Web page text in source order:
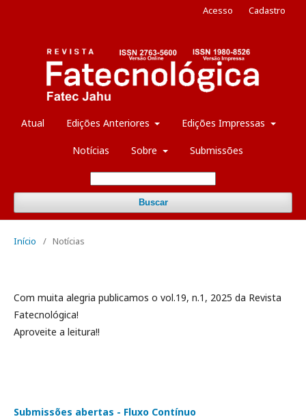
Atual Edições Anteriores Edições Impressas
Notícias Sobre Submissões
Buscar
Acesso Cadastro
Início / Notícias
Com muita alegria publicamos o vol.19, n.1, 2025 da Revista
Fatecnológica!
Aproveite a leitura!!
Submissões abertas - Fluxo Contínuo